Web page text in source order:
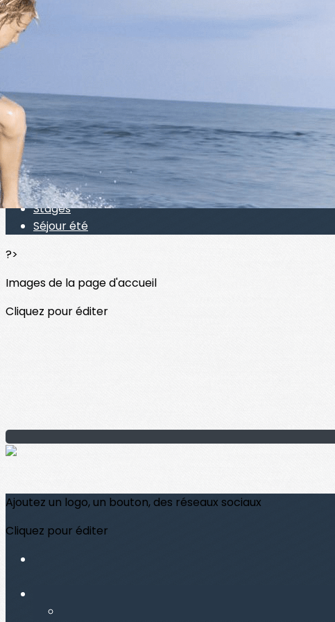
Exporter les lignes sélectionnées
Exporter toutes les colonnes
Menu
<
>
Activités vacances
Baby Sport
Môm'en Sport
Stages
Séjour été
?>
Images de la page d'accueil
Cliquez pour éditer
Ajoutez un logo, un bouton, des réseaux sociaux
Cliquez pour éditer